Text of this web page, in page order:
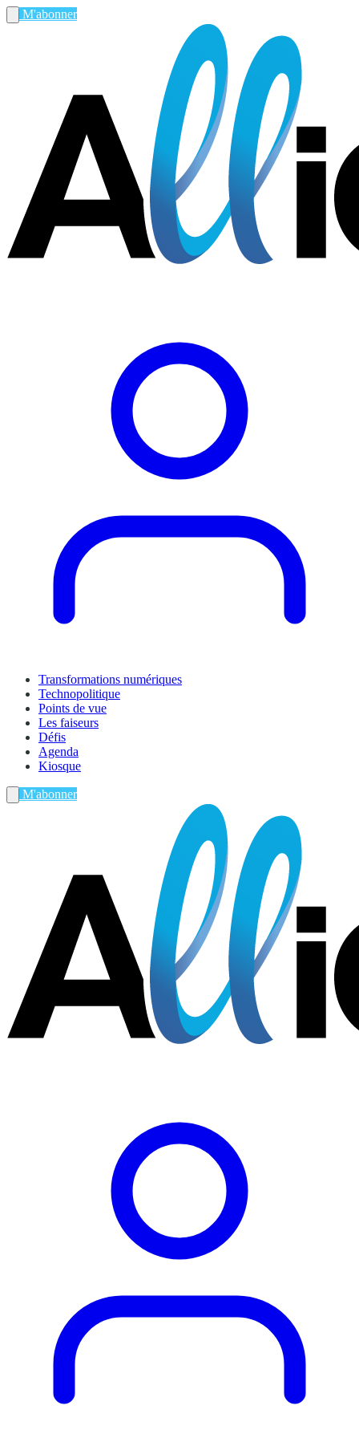
M'abonner
Transformations numériques
Technopolitique
Points de vue
Les faiseurs
Défis
Agenda
Kiosque
M'abonner